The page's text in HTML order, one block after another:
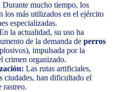
Durante mucho tiempo, los
los más utilizados en el ejército
especializadas.
la actualidad, su uso ha
de la demanda de perros
impulsada por la
crimen organizado.
Las rutas artificiales,
ciudades, han dificultado el
rastreo.